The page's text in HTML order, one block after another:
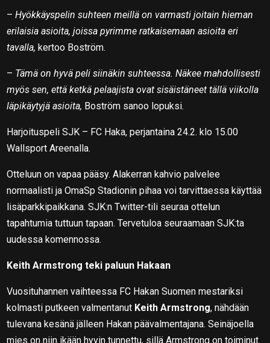
–Hyökkäyspelin suhteen meillä on varmasti joitain hieman
erilaisia asioita, joissa pyrimme ratkaisemaan asioita eri
tavalla, kertoo Boström.
– Tämä on hyvä peli siinäkin suhteessa. Näkee mahdollisesti
myös sen, että ketkä pelaajista ovat sisäistäneet tällä viikolla
läpikäytyjä asioita, Boström sanoo lopuksi.
Harjoituspeli SJK – FC Haka, perjantaina 24.2. klo 15.00
Wallsport Areenalla.
Otteluun on vapaa pääsy. Alakerran kahvio palvelee
normaalisti ja OmaSp Stadionin pihaa voi tarvittaessa käyttää
lisäparkkipaikkana. SJK:n Twitter-tili seuraa ottelun
tapahtumia tuttuun tapaan. Tervetuloa seuraamaan SJK:ta
uudessa komennossa.
Keith Armstrong teki paluun Hakaan
Vuosituhannen vaihteessa FC Hakan Suomen mestariksi
kolmasti putkeen valmentanut Keith Armstrong, nähdään
tulevana kesänä jälleen Hakan päävalmentajana. Seinäjoella
mies on niin ikään hyvin tunnettu, sillä Armstrong on toiminut